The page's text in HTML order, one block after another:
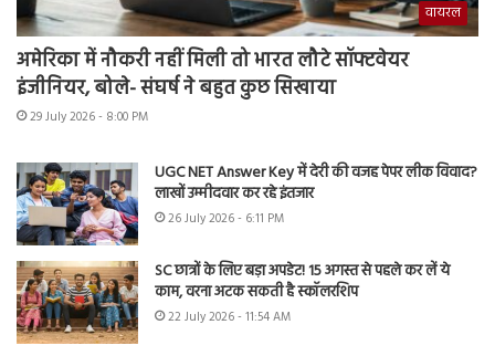
वायरल
अमेरिका में नौकरी नहीं मिली तो भारत लौटे सॉफ्टवेयर
इंजीनियर, बोले- संघर्ष ने बहुत कुछ सिखाया
29 July 2026 - 8:00 PM
UGC NET Answer Key में देरी की वजह पेपर लीक विवाद?
लाखों उम्मीदवार कर रहे इंतजार
26 July 2026 - 6:11 PM
SC छात्रों के लिए बड़ा अपडेट! 15 अगस्त से पहले कर लें ये
काम, वरना अटक सकती है स्कॉलरशिप
22 July 2026 - 11:54 AM